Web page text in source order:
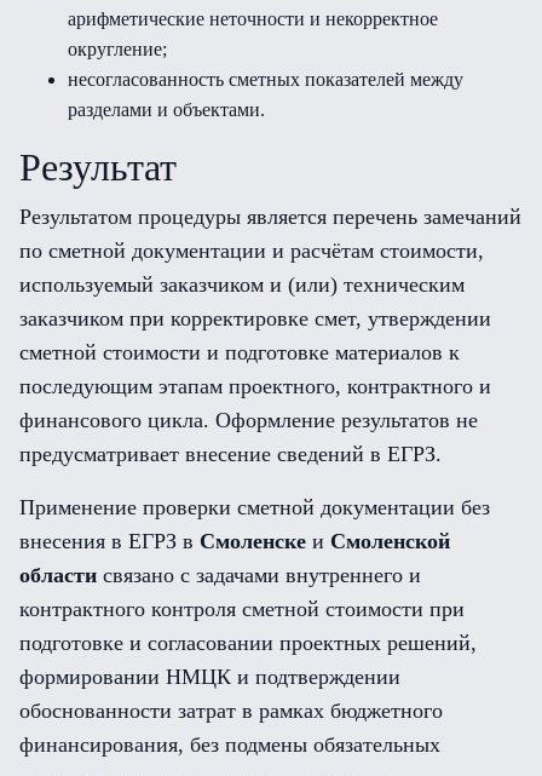
арифметические неточности и некорректное
округление;
несогласованность сметных показателей между
разделами и объектами.
Результат
Результатом процедуры является перечень замечаний
по сметной документации и расчётам стоимости,
используемый заказчиком и (или) техническим
заказчиком при корректировке смет, утверждении
сметной стоимости и подготовке материалов к
последующим этапам проектного, контрактного и
финансового цикла. Оформление результатов не
предусматривает внесение сведений в ЕГРЗ.
Применение проверки сметной документации без
внесения в ЕГРЗ в Смоленске и Смоленской
области связано с задачами внутреннего и
контрактного контроля сметной стоимости при
подготовке и согласовании проектных решений,
формировании НМЦК и подтверждении
обоснованности затрат в рамках бюджетного
финансирования, без подмены обязательных